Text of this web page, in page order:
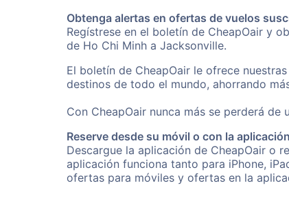
Obtenga alertas en ofertas de vuelos
Regístrese en el boletín de CheapOair y
de Ho Chi Minh a Jacksonville.
El boletín de CheapOair le ofrece
destinos de todo el mundo, ahorrando
Con CheapOair nunca más se perderá
Reserve desde su móvil o con la
Descargue la aplicación de CheapOair o
aplicación funciona tanto para iPhone,
ofertas para móviles y ofertas en la